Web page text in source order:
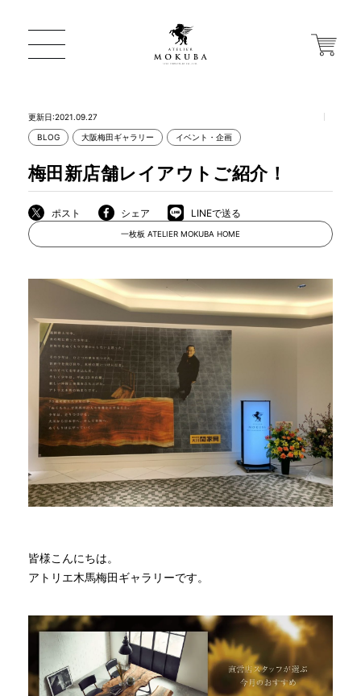
店舗から探す
MOKUBA について
商品情報
直営店
イベント
新入荷情報
更新日:2021.09.27
BLOG 大阪梅田ギャラリー イベント・企画
梅田新店舗レイアウトご紹介！
ポスト シェア LINEで送る
一枚板 ATELIER MOKUBA HOME
皆様こんにちは。
アトリエ木馬梅田ギャラリーです。